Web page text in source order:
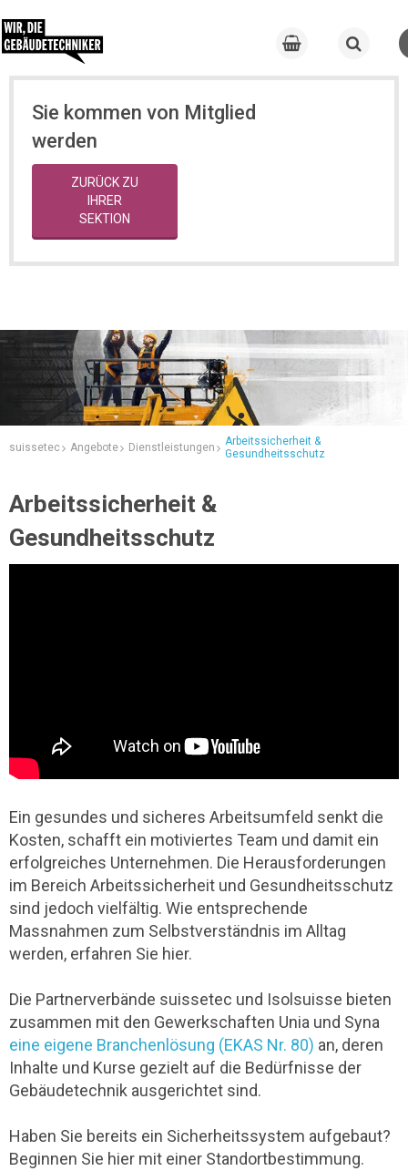
Sie kommen von Mitglied
werden
ZURÜCK ZU
IHRER
SEKTION
suissetec Angebote Dienstleistungen
Arbeitssicherheit &
Gesundheitsschutz
Arbeitssicherheit &
Gesundheitsschutz
Ein gesundes und sicheres Arbeitsumfeld senkt die
Kosten, schafft ein motiviertes Team und damit ein
erfolgreiches Unternehmen. Die Herausforderungen
im Bereich Arbeitssicherheit und Gesundheitsschutz
sind jedoch vielfältig. Wie entsprechende
Massnahmen zum Selbstverständnis im Alltag
werden, erfahren Sie hier.
Die Partnerverbände suissetec und Isolsuisse bieten
zusammen mit den Gewerkschaften Unia und Syna
eine eigene Branchenlösung (EKAS Nr. 80) an, deren
Inhalte und Kurse gezielt auf die Bedürfnisse der
Gebäudetechnik ausgerichtet sind.
Haben Sie bereits ein Sicherheitssystem aufgebaut?
Beginnen Sie hier mit einer Standortbestimmung.